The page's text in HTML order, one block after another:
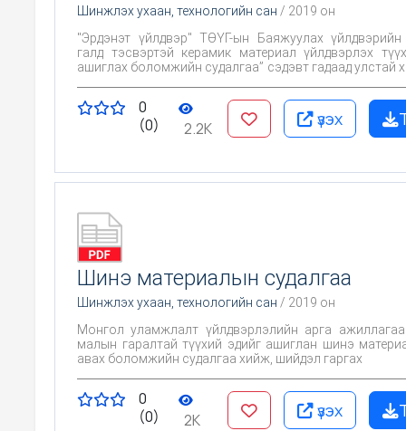
Шинжлэх ухаан, технологийн сан / 2019 он
"Эрдэнэт үйлдвэр" ТӨҮГ-ын Баяжуулах үйлдвэрийн
галд тэсвэртэй керамик материал үйлдвэрлэх
ашиглах боломжийн судалгаа” сэдэвт гадаад улстай
буюу галд тэсвэрлэг шаврыг баяжуулалтын
орлуулах боломжийг тогтооход оршино.
0
(0)
2.2K үзэх
Шинэ материалын судалгаа
Шинжлэх ухаан, технологийн сан / 2019 он
Монгол уламжлалт үйлдвэрлэлийн арга
малын гаралтай түүхий эдийг ашиглан шинэ
авах боломжийн судалгаа хийж, шийдэл гаргах
0
(0)
2K үзэх